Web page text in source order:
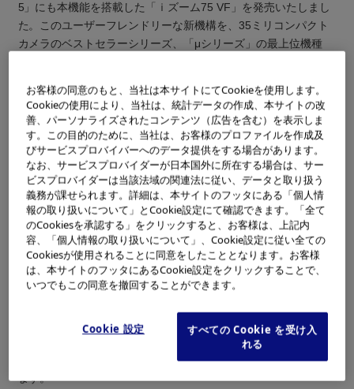
5」にも本機能を搭載した「ｉズーム75 VF」を発売いたしまし
た。このユーザーフレンドリーな新機構を、35ミリコンパクト
カメラのベストセラーシリーズ、「μシリーズ」の最上位機種
ッターを切ると一瞬ファインダー内が暗くなり、シャッター音
だけではなく視覚的にも撮ったことが確認できる機構で、シャ
ッター音が聞き取りにくい様な状況下でも、撮影できたことが
確実にわかります。従来のコンパクトカメラにはなかった全く
新しい使いやすさと安心感、写真を撮る楽しさを実現していま
す。
「μZOOM 140 VF」は「μZOOM 140 DELUXE」と同様、38～1
40ミリの3.7倍ズームレンズを搭載しながら、ファインダー光学
系の小型化、独自の撮影レンズ光学系や、鏡枠を4段構造にする
ことにより、厚さ46mmというスリムボディとなっています。
レンズには高性能ガラス非球面レンズを採用しており、高い解
フラッシュ機能を搭載していますので、蛍光灯のような人工光
の波長を自動的に感知、自動発光し、色かぶりが起こりにくい
カラーバランスの良い自然で美しい写真を撮影することができ
ます。
お客様の同意のもと、当社は本サイトにてCookieを使用します。
Cookieの使用により、当社は、統計データの作成、本サイトの改
善、パーソナライズされたコンテンツ（広告を含む）を表示しま
す。この目的のために、当社は、お客様のプロファイルを作成及
びサービスプロバイバーへのデータ提供をする場合があります。
なお、サービスプロバイダーが日本国外に所在する場合は、サー
ビスプロバイダーは当該法域の関連法に従い、データと取り扱う
義務が課せられます。詳細は、本サイトのフッタにある「個人情
報の取り扱いについて」とCookie設定にて確認できます。「全て
のCookiesを承認する」をクリックすると、お客様は、上記内
容、「個人情報の取り扱いについて」、Cookie設定に従い全ての
Cookiesが使用されることに同意をしたこととなります。お客様
は、本サイトのフッタにあるCookie設定をクリックすることで、
いつでもこの同意を撤回することができます。
Cookie 設定
すべての Cookie を受け入
れる